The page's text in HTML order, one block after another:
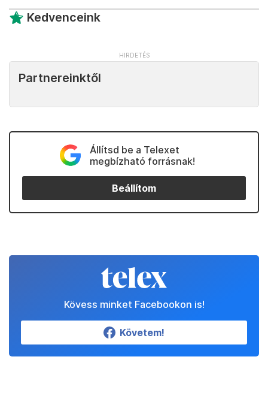
Kedvenceink
Partnereinktől
Állítsd be a Telexet
megbízható forrásnak!
Beállítom
Kövess minket Facebookon is!
Követem!